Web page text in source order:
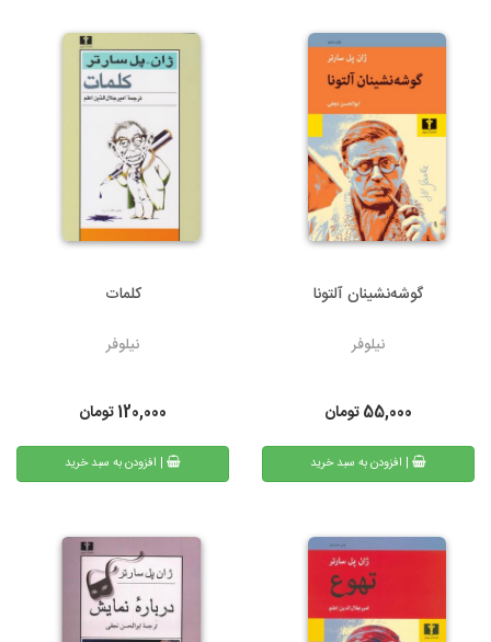
گوشه‌نشینان آلتونا
نیلوفر
55,000تومان
| افزودن به سبد خرید
کلمات
نیلوفر
120,000تومان
| افزودن به سبد خرید